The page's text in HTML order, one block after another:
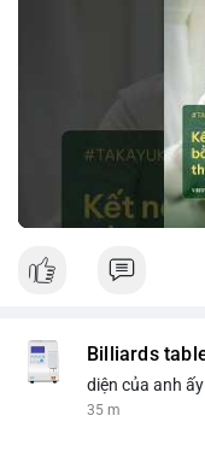
nhà đầu tư đa quốc
như chính sách tài
ổn định thị trường sẽ
nhập khẩu từ Nhật
tin thị trường chính
thị trường khác nhau.
🎥 Xem video trực tiếp
Billiards
diện của anh ấy
35 m